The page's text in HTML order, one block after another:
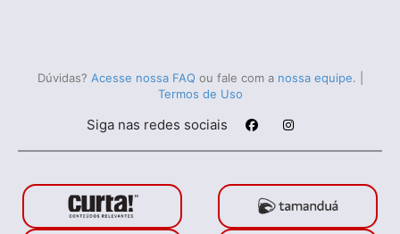
Dúvidas? Acesse nossa FAQ ou fale com a nossa equipe.
Termos de Uso
Siga nas redes sociais